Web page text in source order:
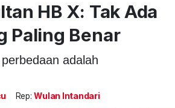
HB X: Tak Ada
Paling Benar
adalah
Rep: Wulan Intandari